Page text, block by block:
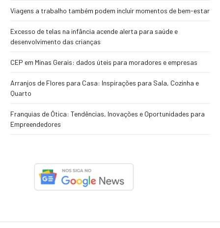
Viagens a trabalho também podem incluir momentos de bem-estar
Excesso de telas na infância acende alerta para saúde e
desenvolvimento das crianças
CEP em Minas Gerais: dados úteis para moradores e empresas
Arranjos de Flores para Casa: Inspirações para Sala, Cozinha e
Quarto
Franquias de Ótica: Tendências, Inovações e Oportunidades para
Empreendedores